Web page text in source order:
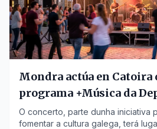
Mondra actúa en Catoira
programa +Música da
O concerto, parte dunha iniciativa
fomentar a cultura galega, terá